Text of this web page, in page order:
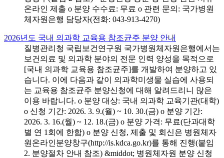
온라인 제출 o 분양 수수료: 무료 o 관련 문의: 국가병원
체자원은행 담당자(전화: 043-913-4270)
2026년도 국내 의과학 교육용 참조균주 분양 안내
질병관리청 국립보건연구원 국가병원체자원은행에서는
보건의료 및 의과학 분야의 전문 인력 양성을 목적으로
[국내 의과학 교육용 참조균주]를 개발하여 분양하고 있
습니다. 이에 다음과 같이 의과학미생물 실습에 사용되
는 교육용 참조균주 분양신청에 대해 알려드리니 많은
이용 바랍니다. o 분양 대상: 국내 의과학 교육기관(대학)
o 신청 기간: 2026. 3. 9.(월) ~ 10. 30.(금) o 분양 기간:
2026. 3. 16.(월) ~ 12. 18.(금) o 분양 가격: 무료(단과대학
별 연 1회에 한함) o 분양 신청, 제출 및 회신은 병원체자
원온라인분양창구(http://is.kdca.go.kr)를 통해 진행(붙임
2. 분양절차 안내 참조) &middot; 병원체자원 분양 신청